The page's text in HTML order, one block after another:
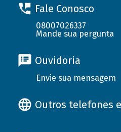
Fale Conosco
08007026337
Mande sua pergunta
Ouvidoria
Envie sua mensagem
Outros telefones